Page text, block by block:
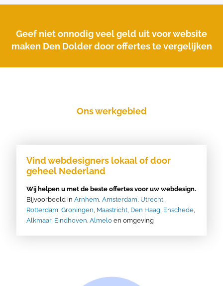
Geef niet onnodig veel geld uit voor website
maken Den Dolder door offertes te vergelijken
Ons werkgebied
Vind webdesigners lokaal of door
geheel Nederland
Wij helpen u met de beste offertes voor uw webdesign.
Bijvoorbeeld in Arnhem, Amsterdam, Utrecht,
Rotterdam, Groningen, Maastricht, Den Haag, Enschede,
Alkmaar, Eindhoven. Almelo en omgeving